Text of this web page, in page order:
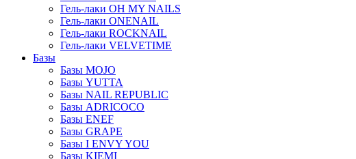
Гель-лаки OH MY NAILS
Гель-лаки ONENAIL
Гель-лаки ROCKNAIL
Гель-лаки VELVETIME
Базы
Базы MOJO
Базы YUTTA
Базы NAIL REPUBLIC
Базы ADRICOCO
Базы ENEF
Базы GRAPE
Базы I ENVY YOU
Базы KIEMI